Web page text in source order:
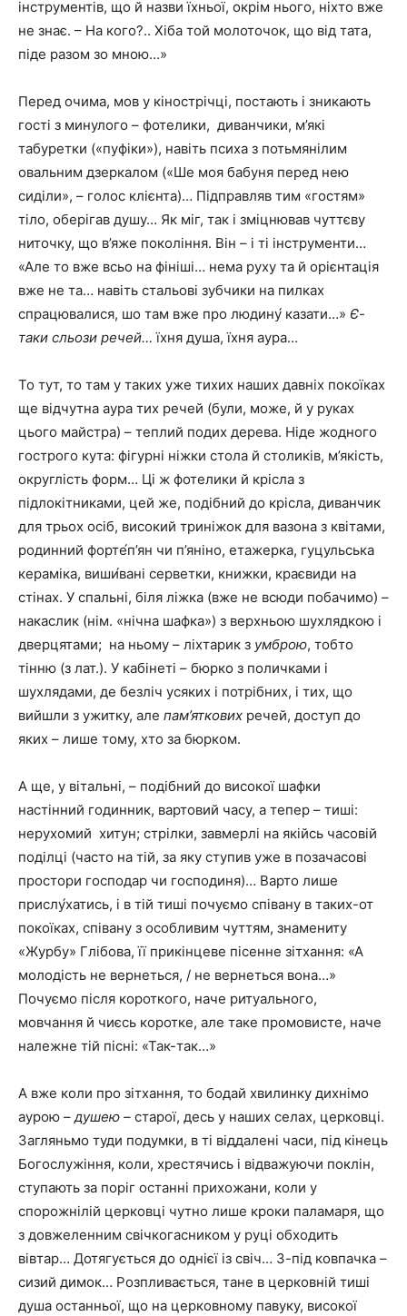
інструментів, що й назви їхньої, окрім нього, ніхто вже
не знає. – На кого?.. Хіба той молоточок, що від тата,
піде разом зо мною…»
Перед очима, мов у кінострічці, постають і зникають
гості з минулого – фотелики, диванчики, м’які
табуретки («пуфіки»), навіть психа з потьмянілим
овальним дзеркалом («Ше моя бабуня перед нею
сиділи», – голос клієнта)… Підправляв тим «гостям»
тіло, оберігав душу… Як міг, так і зміцнював чуттєву
ниточку, що в’яже покоління. Він – і ті інструменти…
«Але то вже всьо на фініші… нема руху та й орієнтація
вже не та… навіть стальові зубчики на пилках
спрацювалися, шо там вже про людину́ казати…» Є-
таки сльози речей… їхня душа, їхня аура…
То тут, то там у таких уже тихих наших давніх покоїках
ще відчутна аура тих речей (були, може, й у руках
цього майстра) – теплий подих дерева. Ніде жодного
гострого кута: фігурні ніжки стола й столиків, м’якість,
округлість форм… Ці ж фотелики й крісла з
підлокітниками, цей же, подібний до крісла, диванчик
для трьох осіб, високий триніжок для вазона з квітами,
родинний форте́п’ян чи п’яніно, етажерка, гуцульська
кераміка, виши́вані серветки, книжки, краєвиди на
стінах. У спальні, біля ліжка (вже не всюди побачимо) –
накаслик (нім. «нічна шафка») з верхньою шухлядкою і
дверцятами; на ньому – ліхтарик з умброю, тобто
тінню (з лат.). У кабінеті – бюрко з поличками і
шухлядами, де безліч усяких і потрібних, і тих, що
вийшли з ужитку, але пам’яткових речей, доступ до
яких – лише тому, хто за бюрком.
А ще, у вітальні, – подібний до високої шафки
настінний годинник, вартовий часу, а тепер – тиші:
нерухомий хитун; стрілки, завмерлі на якійсь часовій
поділці (часто на тій, за яку ступив уже в позачасові
простори господар чи господиня)… Варто лише
прислу́хатись, і в тій тиші почуємо співану в таких-от
покоїках, співану з особливим чуттям, знамениту
«Журбу» Глібова, її прикінцеве пісенне зітхання: «А
молодість не вернеться, / не вернеться вона…»
Почуємо після короткого, наче ритуального,
мовчання й чиєсь коротке, але таке промовисте, наче
належне тій пісні: «Так-так…»
А вже коли про зітхання, то бодай хвилинку дихнімо
аурою –душею – старої, десь у наших селах, церковці.
Загляньмо туди подумки, в ті віддалені часи, під кінець
Богослужіння, коли, хрестячись і відважуючи поклін,
ступають за поріг останні прихожани, коли у
спорожнілій церковці чутно лише кроки паламаря, що
з довжеленним свічкогасником у руці обходить
вівтар… Дотягується до однієї із свіч… З-під ковпачка –
сизий димок… Розпливається, тане в церковній тиші
душа останньої, що на церковному павуку, високої